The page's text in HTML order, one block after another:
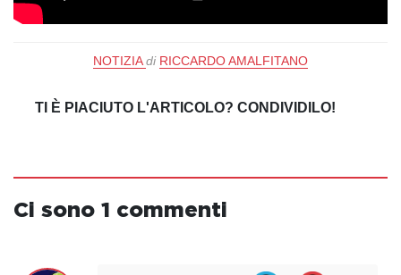
NOTIZIA di RICCARDO AMALFITANO
TI È PIACIUTO L'ARTICOLO? CONDIVIDILO!
Ci sono 1 commenti